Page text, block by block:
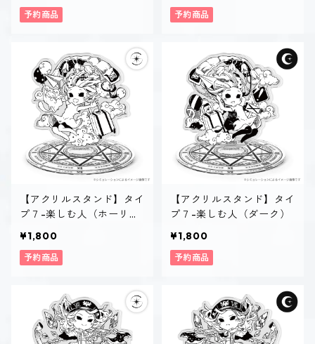
予約商品 予約商品
【アクリルスタンド】タイ
プ７-楽しむ人（ホーリ
¥1,800
予約商品
【アクリルスタンド】タイ
プ７-楽しむ人（ダーク）
¥1,800
予約商品